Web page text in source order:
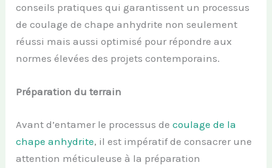
conseils pratiques qui garantissent un processus
de coulage de chape anhydrite non seulement
réussi mais aussi optimisé pour répondre aux
normes élevées des projets contemporains.
Préparation du terrain
Avant d’entamer le processus decoulage de la
chape anhydrite, il est impératif de consacrer une
attention méticuleuse à la préparation